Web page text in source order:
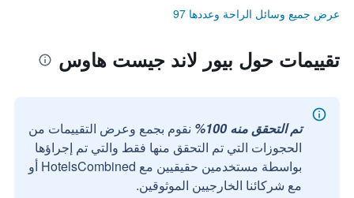
عرض جميع وسائل الراحة وعددها 97
تقييمات حول بيور لاند جيست هاوس
تم التحقق منه 100%
نقوم بجمع وعرض التقييمات من
الحجوزات التي تم التحقق منها فقط والتي تم إجراؤها
بواسطة مستخدمين حقيقيين مع HotelsCombined أو
مع شركائنا الخارجيين الموثوقين.